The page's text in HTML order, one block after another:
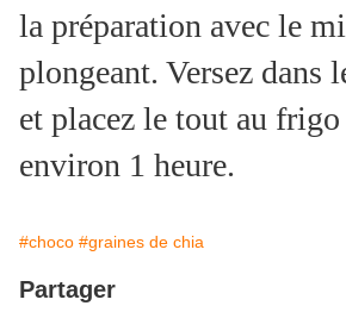
la préparation avec le
plongeant. Versez dans
et placez le tout au
environ 1 heure.
#choco #graines de chia
Partager